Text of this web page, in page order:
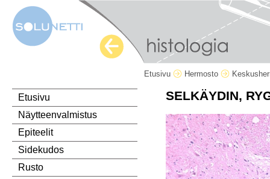
Etusivu Hermosto
Etusivu
Näytteenvalmistus
Epiteelit
Sidekudos
Rusto
SELKÄYDIN,